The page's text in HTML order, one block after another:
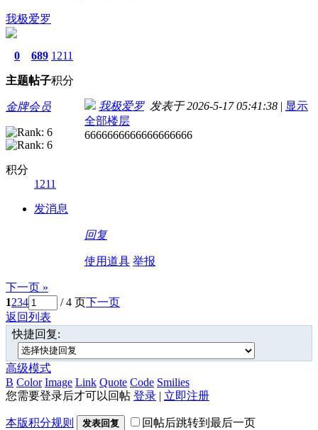
我极爱罗
0
主题
689
帖子
1211
积分
金牌会员
积分
1211
发消息
我极爱罗发表于 2026-5-17 05:41:38 | 显示
全部楼层
6666666666666666666
回复
使用道具 举报
下一页 »
1234 / 4 页下一页
返回列表
快捷回复:
高级模式
B Color Image Link Quote Code Smilies
您需要登录后才可以回帖 登录 | 立即注册
本版积分规则 发表回复 回帖后跳转到最后一页